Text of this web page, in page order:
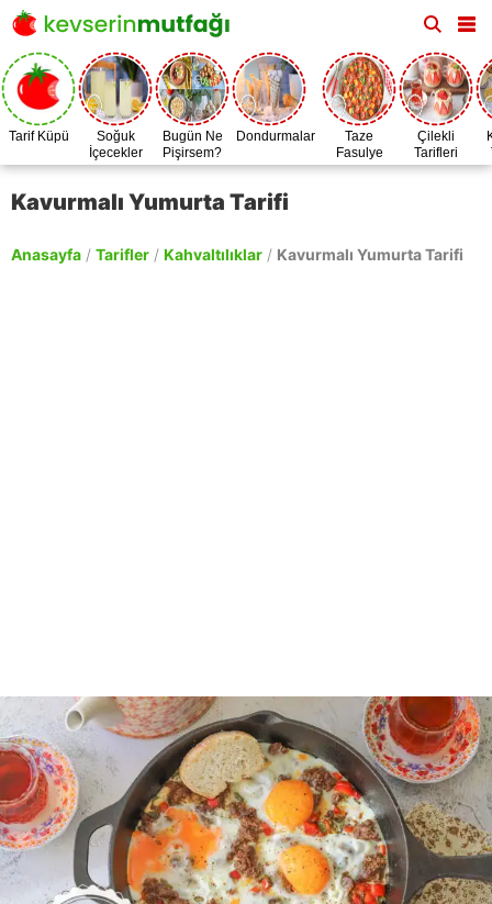
Tarif Küpü
Soğuk
İçecekler
Bugün Ne
Pişirsem?
Dondurmalar
Taze
Fasulye
Zamanı
Çilekli
Tarifleri
Kavurmalı Yumurta Tarifi
Anasayfa / Tarifler / Kahvaltılıklar / Kavurmalı Yumurta Tarifi